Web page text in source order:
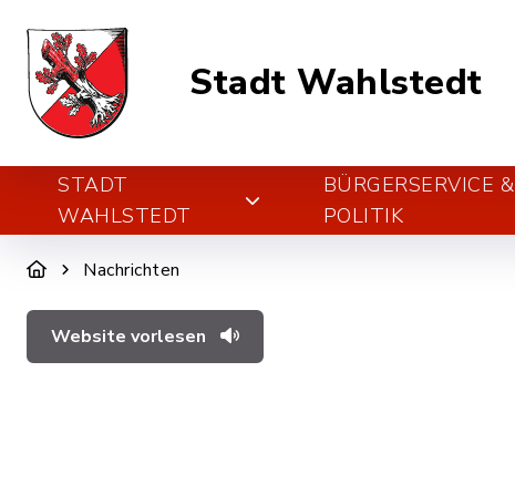
Stadt Wahlstedt
STADT
WAHLSTEDT
BÜRGERSERVICE &
POLITIK
Nachrichten
Website vorlesen